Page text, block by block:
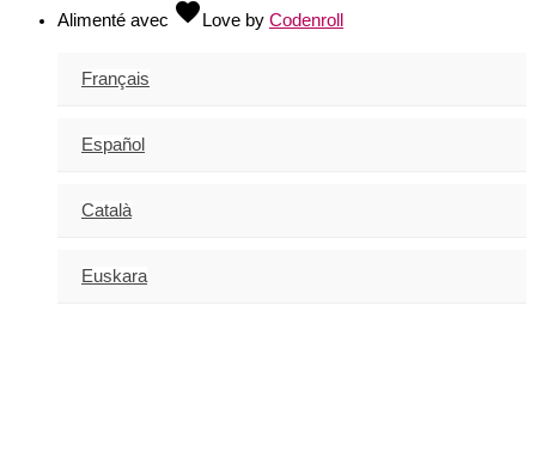
Alimenté avec favorite Love by Codenroll
Français
Español
Català
Euskara